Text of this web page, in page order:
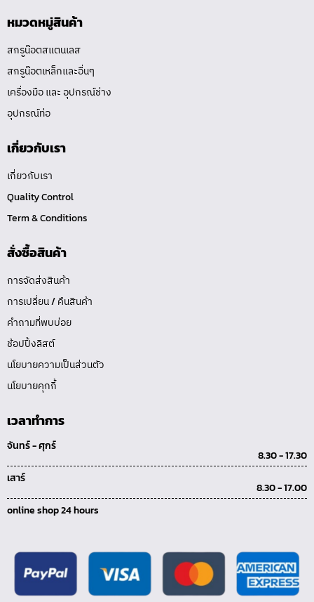
หมวดหมู่สินค้า
สกรูน๊อตสแตนเลส
สกรูน๊อตเหล็กและอื่นๆ
เครื่องมือ และ อุปกรณ์ช่าง
อุปกรณ์ท่อ
เกี่ยวกับเรา
เกี่ยวกับเรา
Quality Control
Term & Conditions
สั่งซื้อสินค้า
การจัดส่งสินค้า
การเปลี่ยน / คืนสินค้า
คำถามที่พบบ่อย
ช้อปปิ้งลิสต์
นโยบายความเป็นส่วนตัว
นโยบายคุกกี้
เวลาทำการ
จันทร์ - ศุกร์
8.30 - 17.30
เสาร์
8.30 - 17.00
online shop 24 hours